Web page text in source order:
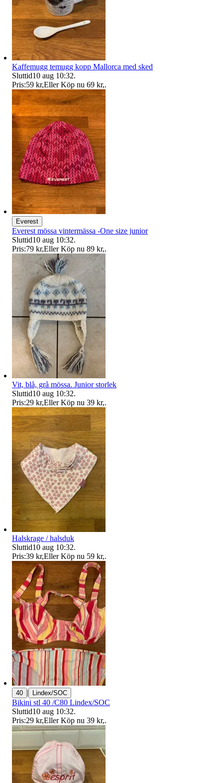
Kaffemugg temugg kopp Mallorca med sked
Sluttid10 aug 10:32.
Pris:59 kr,Eller Köp nu 69 kr,.
Everest
Everest mössa vintermässa -One size junior
Sluttid10 aug 10:32.
Pris:79 kr,Eller Köp nu 89 kr,.
Vit, blå, grå mössa. Junior storlek
Sluttid10 aug 10:32.
Pris:29 kr,Eller Köp nu 39 kr,.
Halskrage / halsduk
Sluttid10 aug 10:32.
Pris:39 kr,Eller Köp nu 59 kr,.
40 | Lindex/SOC
Bikini stl 40 /C80 Lindex/SOC
Sluttid10 aug 10:32.
Pris:29 kr,Eller Köp nu 39 kr,.